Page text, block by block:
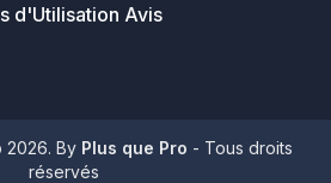
d'Utilisation Avis
By Plus que Pro - Tous droits
réservés